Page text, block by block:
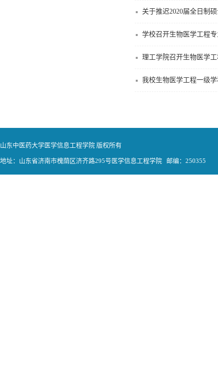
关于推迟2020届全日制
学校召开生物医学工程
理工学院召开生物医学
我校生物医学工程一级
山东中医药大学医学信息工程学院 版权所有
地址：山东省济南市槐荫区济齐路295号医学信息工程学院 邮编：250355